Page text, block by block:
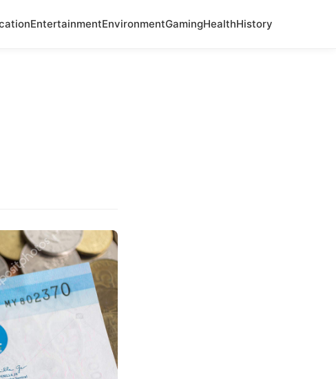
EntertainmentEnvironmentGamingHealthHistory